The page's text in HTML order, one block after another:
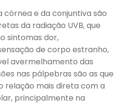
córnea e da conjuntiva são
da radiação UVB, que
sintomas dor,
de corpo estranho,
avermelhamento das
nas pálpebras são as que
relação mais direta com a
principalmente na